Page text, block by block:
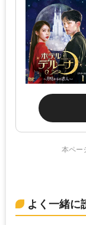
本ペー
よく一緒に